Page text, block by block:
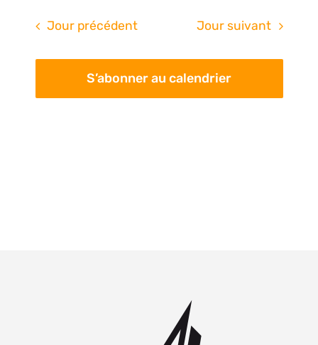
Jour précédent Jour suivant
S’abonner au calendrier